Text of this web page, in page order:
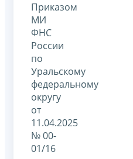
Приказом
МИ
ФНС
России
по
Уральскому
федеральному
округу
от
11.04.2025
№ 00-
01/16